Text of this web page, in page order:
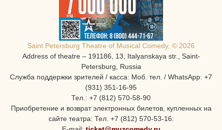
Saint Petersburg Theatre of Musical Comedy, © 2026
Address of theatre – 191186, 13, Italyanskaya str., Saint-
Petersburg, Russia
Служба поддержки зрителей / касса: Моб. тел. / WhatsApp: +7
(931) 351-16-95
Тел.: +7 (812) 570-58-90
Приобретение и возврат электронных билетов, купленных на
сайте театра: Тел. +7 (812) 570-53-16: